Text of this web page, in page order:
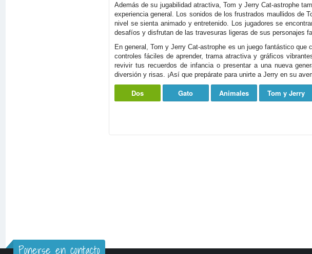
Además de su jugabilidad atractiva, Tom y Jerry Cat-astrophe
experiencia general. Los sonidos de los frustrados maullidos de
nivel se sienta animado y entretenido. Los jugadores se
desafíos y disfrutan de las travesuras ligeras de sus personajes
En general, Tom y Jerry Cat-astrophe es un juego fantástico
controles fáciles de aprender, trama atractiva y gráficos
revivir tus recuerdos de infancia o presentar a una nueva
diversión y risas. ¡Así que prepárate para unirte a Jerry en su
Dos Gato Animales Tom y Jerry
Ponerse en contacto